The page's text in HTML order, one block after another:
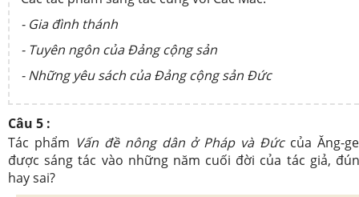
- Gia đình thánh
- Tuyên ngôn của Đảng cộng sản
- Những yêu sách của Đảng cộng sản Đức
Câu 5 :
Tác phẩm Vấn đề nông dân ở Pháp và Đứccủa Ăng-
được sáng tác vào những năm cuối đời của tác giả,
hay sai?